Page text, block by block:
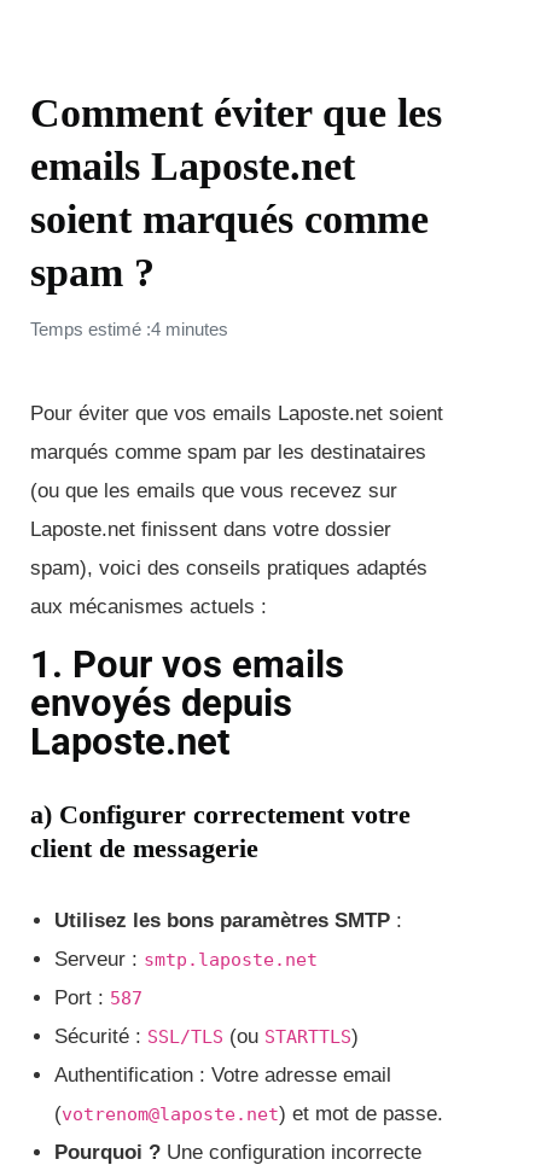
Comment éviter que les
emails Laposte.net
soient marqués comme
spam ?
Temps estimé :4 minutes
Pour éviter que vos emails Laposte.net soient
marqués comme spam par les destinataires
(ou que les emails que vous recevez sur
Laposte.net finissent dans votre dossier
spam), voici des conseils pratiques adaptés
aux mécanismes actuels :
1. Pour vos emails
envoyés depuis
Laposte.net
a) Configurer correctement votre
client de messagerie
Utilisez les bons paramètres SMTP :
Serveur : smtp.laposte.net
Port : 587
Sécurité : SSL/TLS (ou STARTTLS)
Authentification : Votre adresse email
(votrenom@laposte.net) et mot de passe.
Pourquoi ? Une configuration incorrecte